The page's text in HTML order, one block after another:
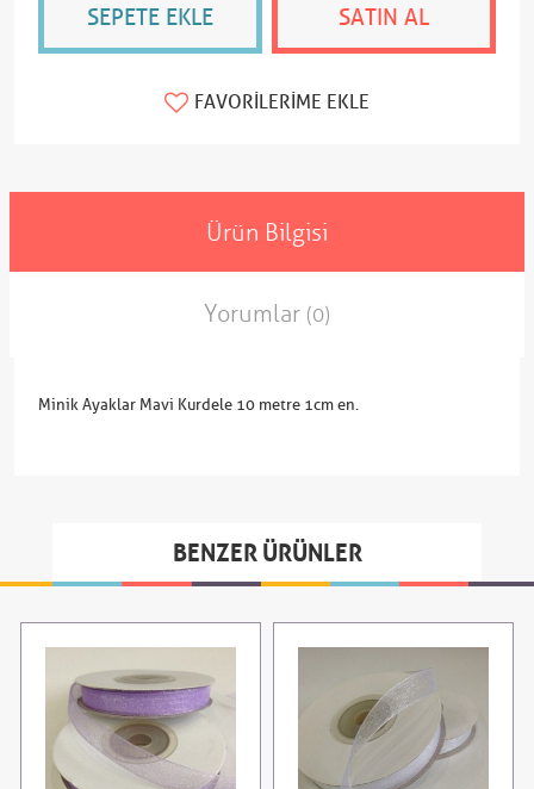
SEPETE EKLE SATIN AL
FAVORILERIME EKLE
Ürün Bilgisi
Yorumlar (0)
Minik Ayaklar Mavi Kurdele 10 metre 1cm en.
BENZER ÜRÜNLER